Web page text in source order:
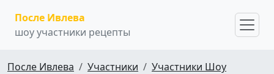
После Ивлева
шоу участники рецепты
После Ивлева Участники
Участники Шоу